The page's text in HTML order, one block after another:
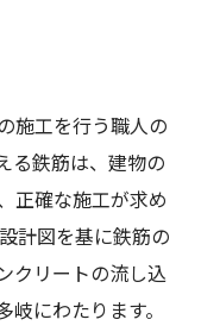
施工を行う職人の
る鉄筋は、建物の
正確な施工が求め
計図を基に鉄筋の
クリートの流し込
にわたります。